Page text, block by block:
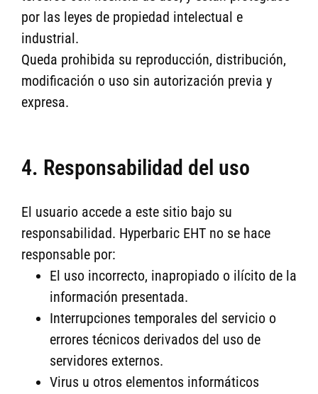
por las leyes de propiedad intelectual e
industrial.
Queda prohibida su reproducción, distribución,
modificación o uso sin autorización previa y
expresa.
4. Responsabilidad del uso
El usuario accede a este sitio bajo su
responsabilidad. Hyperbaric EHT no se hace
responsable por:
El uso incorrecto, inapropiado o ilícito de la
información presentada.
Interrupciones temporales del servicio o
errores técnicos derivados del uso de
servidores externos.
Virus u otros elementos informáticos